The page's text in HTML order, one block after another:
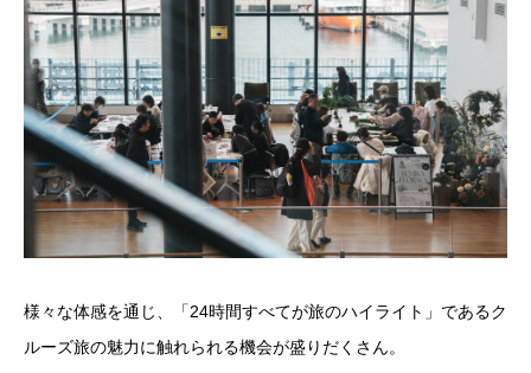
様々な体感を通じ、「24時間すべてが旅のハイライト」であるク
ルーズ旅の魅力に触れられる機会が盛りだくさん。